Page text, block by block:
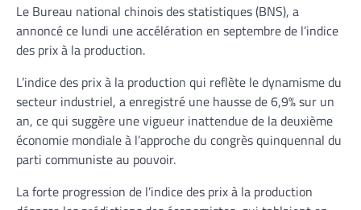
Le Bureau national chinois des statistiques (BNS), a
annoncé ce lundi une accélération en septembre de l’indice
des prix à la production.
L’indice des prix à la production qui reflète le dynamisme du
secteur industriel, a enregistré une hausse de 6,9% sur un
an, ce qui suggère une vigueur inattendue de la deuxième
économie mondiale à l’approche du congrès quinquennal du
parti communiste au pouvoir.
La forte progression de l’indice des prix à la production